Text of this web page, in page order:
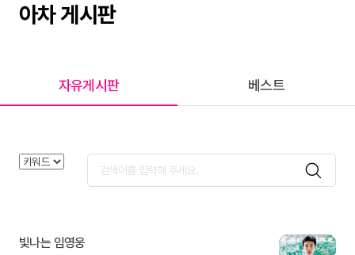
아차 게시판
자유게시판 베스트
빛나는 임영웅